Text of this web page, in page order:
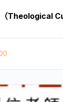
（Theological